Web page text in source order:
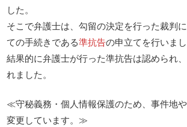
した。
そこで弁護士は、勾留の決定を行った裁判
ての手続きである準抗告の申立てを行いまし
結果的に弁護士が行った準抗告は認められ
れました。
≪守秘義務・個人情報保護のため、事件地
変更しています。≫